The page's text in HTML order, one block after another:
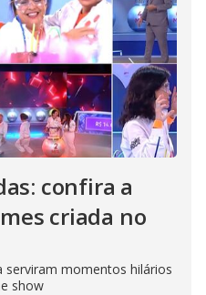
confira a
criada no
serviram momentos hilários
show